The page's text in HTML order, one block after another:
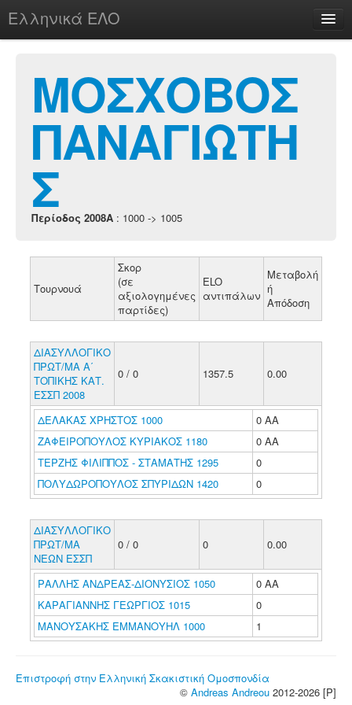
Ελληνικά ΕΛΟ
chesstu.be @ discord
Login
ΜΟΣΧΟΒΟΣ
ΠΑΝΑΓΙΩΤΗ
Σ
Περίοδος 2008A : 1000 -> 1005
Τουρνουά
Σκορ
(σε
αξιολογημένες
παρτίδες)
ELO
αντιπάλων
Μεταβολή
ή
Απόδοση
ΔΙΑΣΥΛΛΟΓΙΚΟ
ΠΡΩΤ/ΜΑ Α΄
ΤΟΠΙΚΗΣ ΚΑΤ.
ΕΣΣΠ 2008
0 / 0 1357.5 0.00
ΔΕΛΑΚΑΣ ΧΡΗΣΤΟΣ 1000
0 ΑΑ
ΖΑΦΕΙΡΟΠΟΥΛΟΣ ΚΥΡΙΑΚΟΣ 1180
0 ΑΑ
ΤΕΡΖΗΣ ΦΙΛΙΠΠΟΣ - ΣΤΑΜΑΤΗΣ 1295
0
ΠΟΛΥΔΩΡΟΠΟΥΛΟΣ ΣΠΥΡΙΔΩΝ 1420
0
ΔΙΑΣΥΛΛΟΓΙΚΟ
ΠΡΩΤ/ΜΑ
ΝΕΩΝ ΕΣΣΠ
0 / 0 0 0.00
ΡΑΛΛΗΣ ΑΝΔΡΕΑΣ-ΔΙΟΝΥΣΙΟΣ 1050
0 ΑΑ
ΚΑΡΑΓΙΑΝΝΗΣ ΓΕΩΡΓΙΟΣ 1015
0
ΜΑΝΟΥΣΑΚΗΣ ΕΜΜΑΝΟΥΗΛ 1000
1
Επιστροφή στην Ελληνική Σκακιστική Ομοσπονδία
© Andreas Andreou 2012-2026 [P]